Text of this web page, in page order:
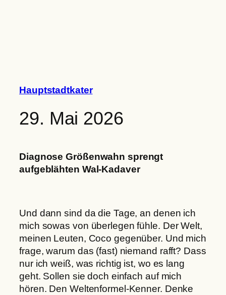
Hauptstadtkater
29. Mai 2026
Diagnose Größenwahn sprengt
aufgeblähten Wal-Kadaver
Und dann sind da die Tage, an denen ich
mich sowas von überlegen fühle. Der Welt,
meinen Leuten, Coco gegenüber. Und mich
frage, warum das (fast) niemand rafft? Dass
nur ich weiß, was richtig ist, wo es lang
geht. Sollen sie doch einfach auf mich
hören. Den Weltenformel-Kenner. Denke